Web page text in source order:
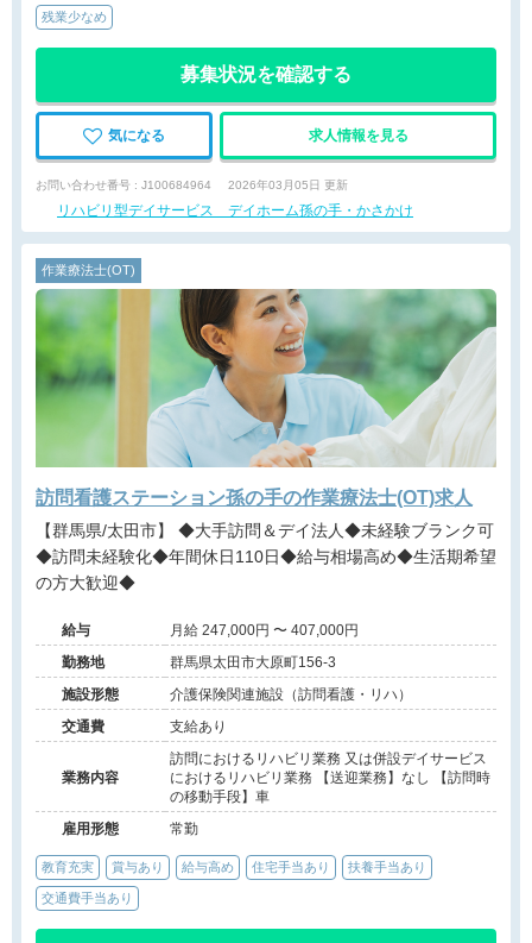
残業少なめ
募集状況を確認する
気になる 求人情報を見る
お問い合わせ番号 : J100684964 2026年03月05日 更新
リハビリ型デイサービス デイホーム孫の手・かさかけ
作業療法士(OT)
訪問看護ステーション孫の手の作業療法士(OT)求人
【群馬県/太田市】 ◆大手訪問＆デイ法人◆未経験ブランク可
◆訪問未経験化◆年間休日110日◆給与相場高め◆生活期希望
の方大歓迎◆
給与
月給 247,000円 〜 407,000円
勤務地
群馬県太田市大原町156-3
施設形態
介護保険関連施設（訪問看護・リハ）
交通費
支給あり
業務内容
訪問におけるリハビリ業務 又は併設デイサービス
におけるリハビリ業務 【送迎業務】なし 【訪問時
の移動手段】車
雇用形態
常勤
教育充実 賞与あり 給与高め 住宅手当あり 扶養手当あり
交通費手当あり